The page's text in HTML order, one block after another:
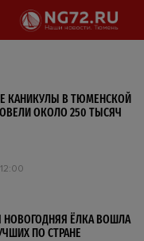
КАНИКУЛЫ В ТЮМЕНСКОЙ
ОКОЛО 250 ТЫСЯЧ
12:00
ЁЛКА ВОШЛА
ПО СТРАНЕ